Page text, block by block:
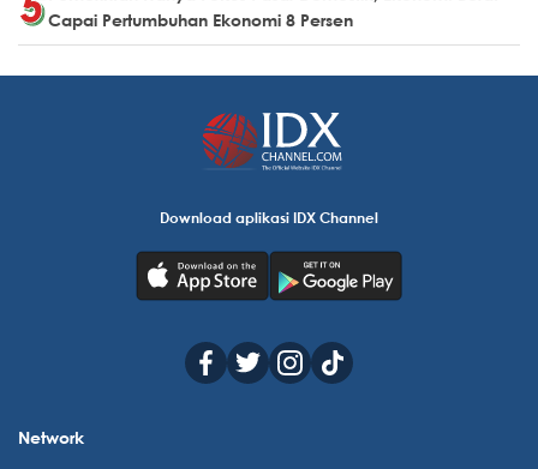
Capai Pertumbuhan Ekonomi 8 Persen
Download aplikasi IDX Channel
Network